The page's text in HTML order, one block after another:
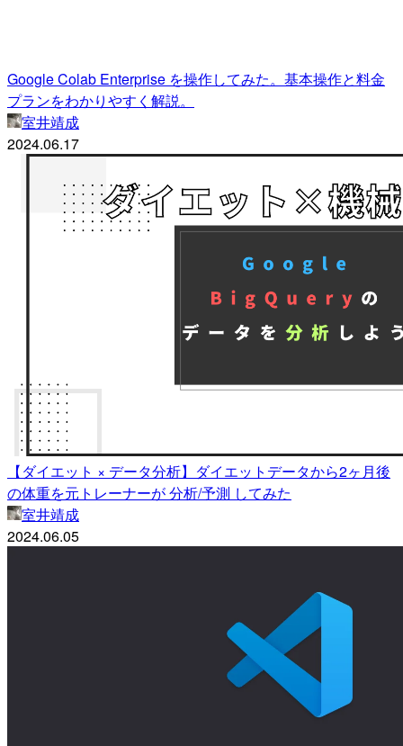
Google Colab Enterprise を操作してみた。基本操作と料金
プランをわかりやすく解説。
室井靖成
2024.06.17
【ダイエット × データ分析】ダイエットデータから2ヶ月後
の体重を元トレーナーが 分析/予測 してみた
室井靖成
2024.06.05